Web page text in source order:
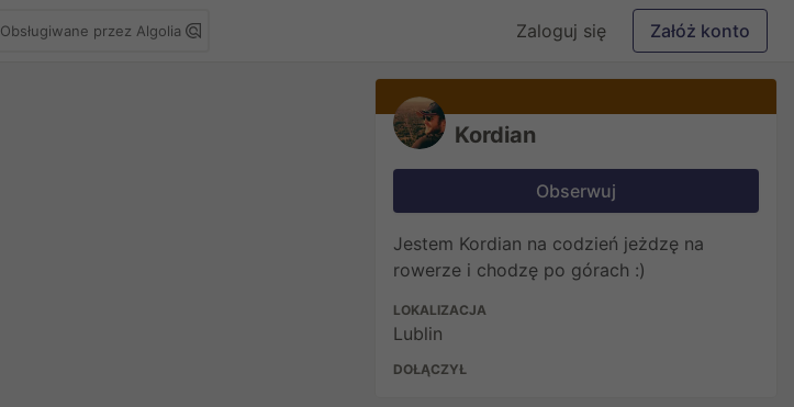
Obsługiwane przez Algolia Zaloguj się Załóż konto
Kordian
Obserwuj
Jestem Kordian na codzień jeżdzę na
rowerze i chodzę po górach :)
LOKALIZACJA
Lublin
DOŁĄCZYŁ